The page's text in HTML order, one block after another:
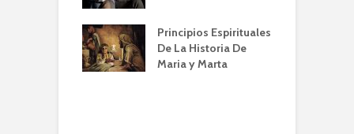
Principios Espirituales
De La Historia De
Maria y Marta